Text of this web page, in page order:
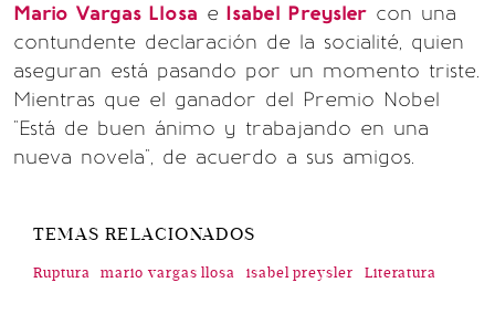
Mario Vargas Llosa e Isabel Preysler con una
contundente declaración de la socialité, quien
aseguran está pasando por un momento triste.
Mientras que el ganador del Premio Nobel
"Está de buen ánimo y trabajando en una
nueva novela", de acuerdo a sus amigos.
TEMAS RELACIONADOS
Ruptura mario vargas llosa isabel preysler Literatura